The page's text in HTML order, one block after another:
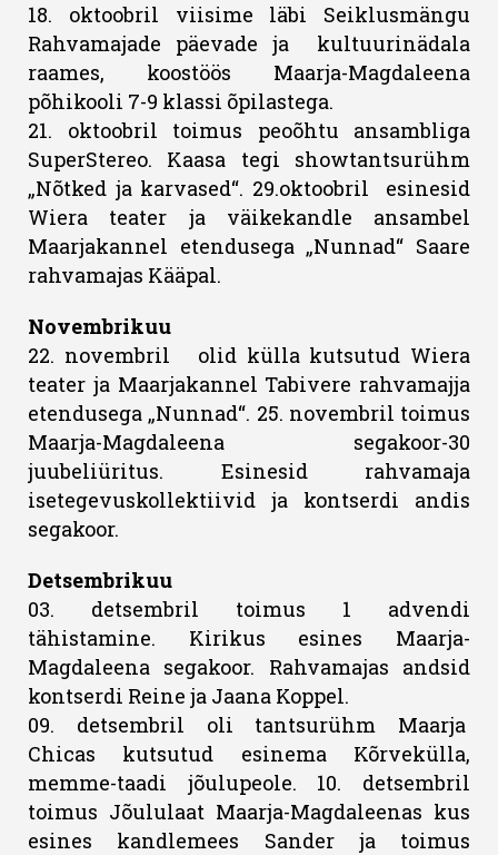
18. oktoobril viisime läbi Seiklusmängu
Rahvamajade päevade ja kultuurinädala
raames, koostöös Maarja-Magdaleena
põhikooli 7-9 klassi õpilastega.
21. oktoobril toimus peoõhtu ansambliga
SuperStereo. Kaasa tegi showtantsurühm
„Nõtked ja karvased“. 29.oktoobril
esinesid
Wiera teater ja väikekandle ansambel
Maarjakannel etendusega „Nunnad“ Saare
rahvamajas Kääpal.
Novembrikuu
22. novembril olid külla kutsutud Wiera
teater ja Maarjakannel Tabivere rahvamajja
etendusega „Nunnad“. 25. novembril toimus
Maarja-Magdaleena segakoor-30
juubeliüritus. Esinesid rahvamaja
isetegevuskollektiivid ja kontserdi andis
segakoor.
Detsembrikuu
03. detsembril toimus 1 advendi
tähistamine. Kirikus esines Maarja-
Magdaleena segakoor. Rahvamajas andsid
kontserdi Reine ja Jaana Koppel.
09. detsembril oli tantsurühm Maarja
Chicas kutsutud esinema Kõrvekülla,
memme-taadi jõulupeole. 10. detsembril
toimus Jõululaat Maarja-Magdaleenas kus
esines kandlemees Sander ja toimus